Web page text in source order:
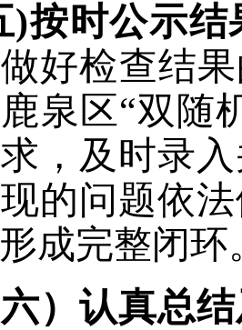
)按时公示
好检查结
泉区“双随
，及时录
的问题依
成完整闭环
六）认真总